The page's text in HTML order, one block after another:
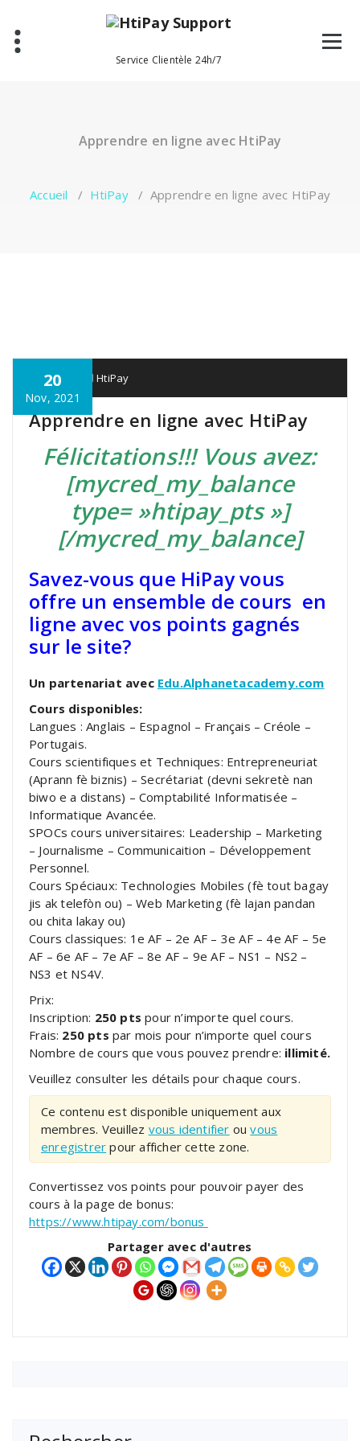
contenu
Service Clientèle 24h/7
Apprendre en ligne avec HtiPay
Accueil / HtiPay/ Apprendre en ligne avec HtiPay
20
Nov, 2021
HTIPAY HtiPay
Apprendre en ligne avec HtiPay
Félicitations!!! Vous avez:
[mycred_my_balance
type= »htipay_pts »]
[/mycred_my_balance]
Savez-vous que HiPay vous
offre un ensemble de cours en
ligne avec vos points gagnés
sur le site?
Un partenariat avec Edu.Alphanetacademy.com
Cours disponibles:
Langues : Anglais – Espagnol – Français – Créole –
Portugais.
Cours scientifiques et Techniques: Entrepreneuriat
(Aprann fè biznis) – Secrétariat (devni sekretè nan
biwo e a distans) – Comptabilité Informatisée –
Informatique Avancée.
SPOCs cours universitaires: Leadership – Marketing
– Journalisme – Communicaition – Développement
Personnel.
Cours Spéciaux: Technologies Mobiles (fè tout bagay
jis ak telefòn ou) – Web Marketing (fè lajan pandan
ou chita lakay ou)
Cours classiques: 1e AF – 2e AF – 3e AF – 4e AF – 5e
AF – 6e AF – 7e AF – 8e AF – 9e AF – NS1 – NS2 –
NS3 et NS4V.
Prix:
Inscription: 250 pts pour n’importe quel cours.
Frais: 250 pts par mois pour n’importe quel cours
Nombre de cours que vous pouvez prendre: illimité.
Veuillez consulter les détails pour chaque cours.
Ce contenu est disponible uniquement aux
membres. Veuillez vous identifier ouvous
enregistrer pour afficher cette zone.
Convertissez vos points pour pouvoir payer des
cours à la page de bonus:
https://www.htipay.com/bonus
Partager avec d'autres